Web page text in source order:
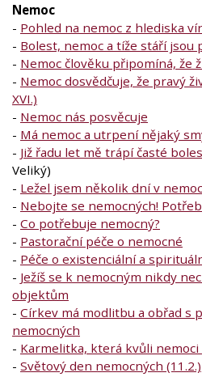
Nemoc
- Pohled na nemoc z hlediska
- Bolest, nemoc a tíže stáří jsou
- Nemoc člověku připomíná, že
- Nemoc dosvědčuje, že pravý
XVI.)
- Nemoc nás posvěcuje
- Má nemoc a utrpení nějaký
- Již řadu let mě trápí časté
Veliký)
- Ležel jsem několik dní v
- Nebojte se nemocných!
- Co potřebuje nemocný?
- Pastorační péče o nemocné
- Péče o existenciální a
- Ježíš se k nemocným nikdy
objektům
- Církev má modlitbu a obřad s
nemocných
- Karmelitka, která kvůli
- Světový den nemocných (11.2.)